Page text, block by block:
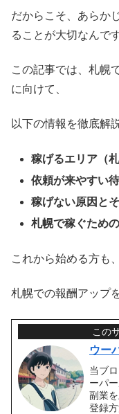
だからこそ、あらか
ることが大切なんです
この記事では、札幌
に向けて、
以下の情報を徹底解
稼げるエリア（
依頼が来やすい
稼げない原因と
札幌で稼ぐため
これから始める方も
札幌での報酬アップ
この
ウー
当ブ
ーパ
副業
登録